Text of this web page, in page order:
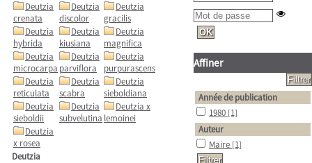
Deutzia
crenata
Deutzia
discolor
Deutzia
gracilis
Deutzia
hybrida
Deutzia
kiusiana
Deutzia
magnifica
Deutzia
microcarpa
Deutzia
parviflora
Deutzia
purpurascens
Deutzia
reticulata
Deutzia
scabra
Deutzia
sieboldiana
Deutzia
sieboldii
Deutzia
subvelutina
Deutzia x
lemoinei
Deutzia
x rosea
Deutzia
Affiner
Année de publication
1980 [1]
Auteur
Maire [1]